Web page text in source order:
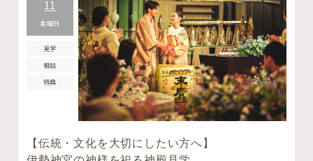
11
金曜日
見学
相談
特典
【伝統・文化を大切にしたい方へ】